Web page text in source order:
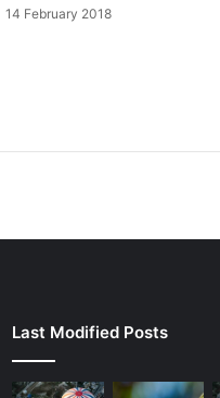
14 February 2018
Last Modified Posts